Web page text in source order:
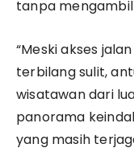
tanpa mengambil
“Meski akses
terbilang sulit,
wisatawan dari
panorama
yang masih